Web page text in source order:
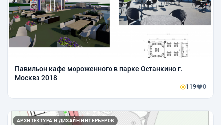
Павильон кафе мороженного в парке Останкино г.
Москва 2018
119 0
АРХИТЕКТУРА И ДИЗАЙН ИНТЕРЬЕРОВ